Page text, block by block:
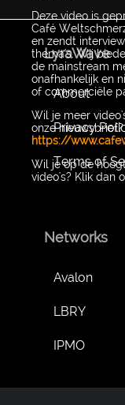
Deze video is
Café
en zendt
thema's. Wij
de mainstream
onafhankelijk en
of commerciële
Wil je meer
onze
https://
Wil je op de
video's? Klik dan
LyraWave
About
Privacy
Terms of
Networks
Avalon
LBRY
IPMO